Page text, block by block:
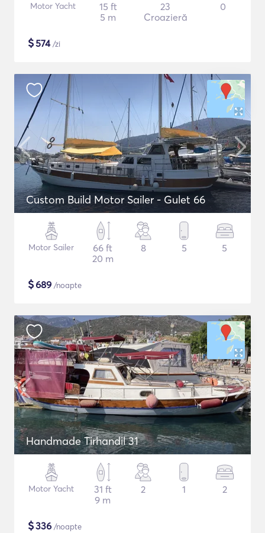
Motor Yacht
15 ft
5 m
23
Croazieră
0
$574/zi
Custom Build Motor Sailer - Gulet 66
Motor Sailer
66 ft
20 m
8 5 5
$689 /noapte
Handmade Tirhandil 31
Motor Yacht
31 ft
9 m
2 1 2
$336 /noapte